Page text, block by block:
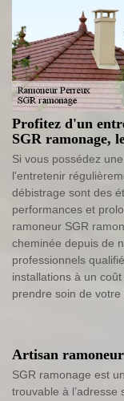
Profitez d'un
SGR ramonage,
Si vous possédez
l'entretenir
débistrage sont des
performances et
ramoneur SGR
cheminée depuis de
professionnels
installations à un
prendre soin de
Artisan
SGR ramonage est
trouvable à